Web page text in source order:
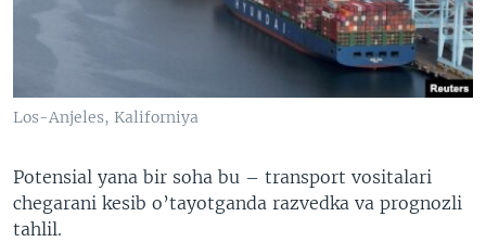
Los-Anjeles, Kaliforniya
Potensial yana bir soha bu – transport vositalari
chegarani kesib o’tayotganda razvedka va prognozli
tahlil.